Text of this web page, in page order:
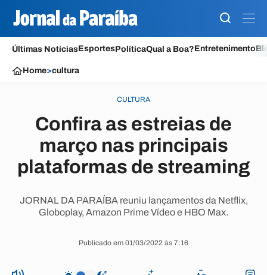
Últimas NotíciasEsportesPolíticaQual a Boa?Entretenimento
Home>cultura
CULTURA
Confira as estreias de
março nas principais
plataformas de streaming
JORNAL DA PARAÍBA reuniu lançamentos da Netflix,
Globoplay, Amazon Prime Vídeo e HBO Max.
Publicado em 01/03/2022 às 7:16